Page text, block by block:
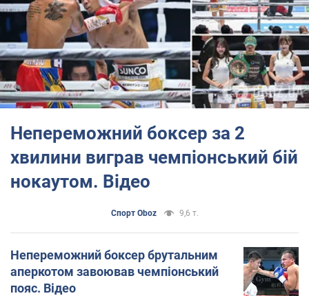
Непереможний боксер за 2
хвилини виграв чемпіонський бій
нокаутом. Відео
Спорт Oboz 9,6 т.
Непереможний боксер брутальним
аперкотом завоював чемпіонський
пояс. Відео